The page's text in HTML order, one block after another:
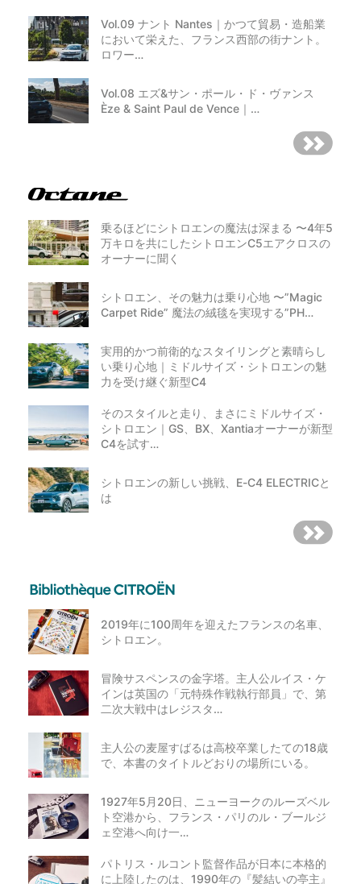
Vol.09 ナント Nantes｜かつて貿易・造船業
において栄えた、フランス西部の街ナント。
ロワー…
Vol.08 エズ&サン・ポール・ド・ヴァンス
Èze & Saint Paul de Vence｜…
乗るほどにシトロエンの魔法は深まる 〜4年5
万キロを共にしたシトロエンC5エアクロスの
オーナーに聞く
シトロエン、その魅力は乗り心地 〜”Magic
Carpet Ride” 魔法の絨毯を実現する”PH…
実用的かつ前衛的なスタイリングと素晴らし
い乗り心地｜ミドルサイズ・シトロエンの魅
力を受け継ぐ新型C4
そのスタイルと走り、まさにミドルサイズ・
シトロエン｜GS、BX、Xantiaオーナーが新型
C4を試す…
シトロエンの新しい挑戦、E-C4 ELECTRICと
は
2019年に100周年を迎えたフランスの名車、
シトロエン。
冒険サスペンスの金字塔。主人公ルイス・ケ
インは英国の「元特殊作戦執行部員」で、第
二次大戦中はレジスタ…
主人公の麦屋すばるは高校卒業したての18歳
で、本書のタイトルどおりの場所にいる。
1927年5月20日、ニューヨークのルーズベル
ト空港から、フランス・パリのル・ブールジ
ェ空港へ向け一…
パトリス・ルコント監督作品が日本に本格的
に上陸したのは、1990年の『髪結いの亭主』